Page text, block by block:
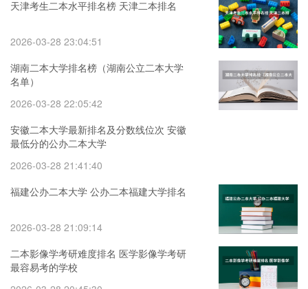
天津考生二本水平排名榜 天津二本排名
2026-03-28 23:04:51
湖南二本大学排名榜（湖南公立二本大学
名单）
2026-03-28 22:05:42
安徽二本大学最新排名及分数线位次 安徽
最低分的公办二本大学
2026-03-28 21:41:40
福建公办二本大学 公办二本福建大学排名
2026-03-28 21:09:14
二本影像学考研难度排名 医学影像学考研
最容易考的学校